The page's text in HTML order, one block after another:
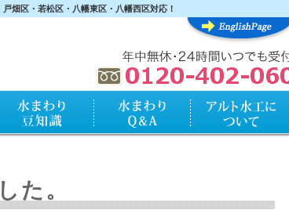
畑区・若松区・八幡東区・八幡西区対応！
た。